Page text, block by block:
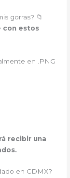
gorras? 📁
con estos
en .PNG
recibir una
en CDMX?